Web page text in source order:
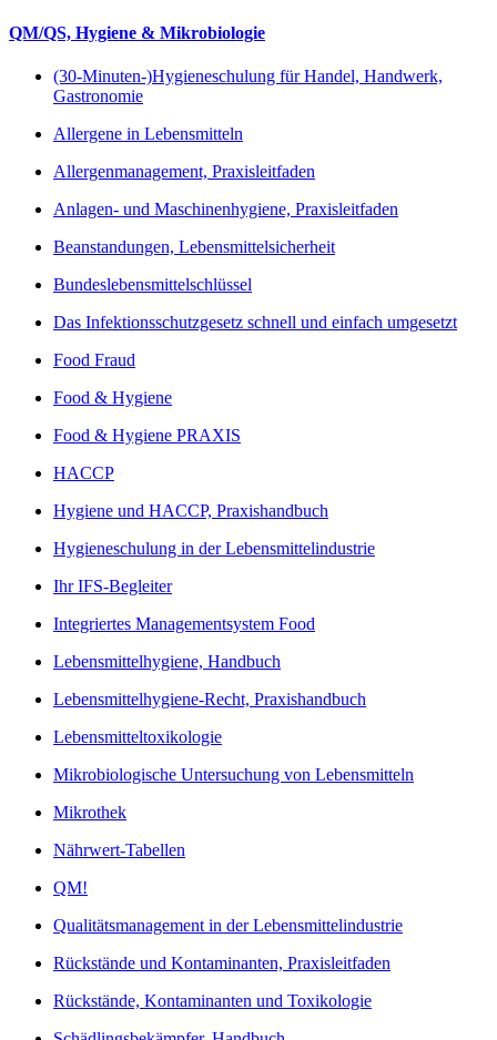
QM/QS, Hygiene & Mikrobiologie
(30-Minuten-)Hygieneschulung für Handel, Handwerk,
Gastronomie
Allergene in Lebensmitteln
Allergenmanagement, Praxisleitfaden
Anlagen- und Maschinenhygiene, Praxisleitfaden
Beanstandungen, Lebensmittelsicherheit
Bundeslebensmittelschlüssel
Das Infektionsschutzgesetz schnell und einfach umgesetzt
Food Fraud
Food & Hygiene
Food & Hygiene PRAXIS
HACCP
Hygiene und HACCP, Praxishandbuch
Hygieneschulung in der Lebensmittelindustrie
Ihr IFS-Begleiter
Integriertes Managementsystem Food
Lebensmittelhygiene, Handbuch
Lebensmittelhygiene-Recht, Praxishandbuch
Lebensmitteltoxikologie
Mikrobiologische Untersuchung von Lebensmitteln
Mikrothek
Nährwert-Tabellen
QM!
Qualitätsmanagement in der Lebensmittelindustrie
Rückstände und Kontaminanten, Praxisleitfaden
Rückstände, Kontaminanten und Toxikologie